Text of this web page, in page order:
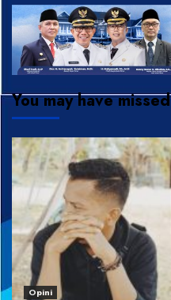
You may have missed
Opini